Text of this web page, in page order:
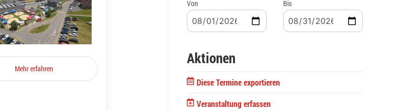
Mehr erfahren
Von Bis
Aktionen
Diese Termine exportieren
Veranstaltung erfassen